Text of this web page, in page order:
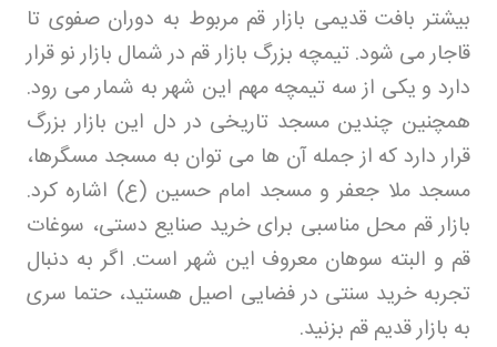
بیشتر بافت قدیمی بازار قم مربوط به دوران صفوی تا
قاجار می شود. تیمچه بزرگ بازار قم در شمال بازار نو قرار
دارد و یکی از سه تیمچه مهم این شهر به شمار می رود.
همچنین چندین مسجد تاریخی در دل این بازار بزرگ
قرار دارد که از جمله آن ها می توان به مسجد مسگرها،
مسجد ملا جعفر و مسجد امام حسین (ع) اشاره کرد.
بازار قم محل مناسبی برای خرید صنایع دستی، سوغات
قم و البته سوهان معروف این شهر است. اگر به دنبال
تجربه خرید سنتی در فضایی اصیل هستید، حتما سری
به بازار قدیم قم بزنید.